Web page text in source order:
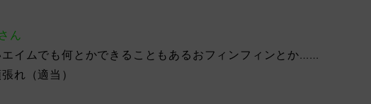
ん
イムでも何とかできることもあるおフィンフィンとか……
れ（適当）